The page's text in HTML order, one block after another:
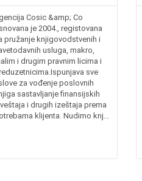
Cosic &amp; Co
je 2004., registovana
pružanje knjigovodstvenih i
usluga, makro,
i drugim pravnim licima i
sve
za vođenje poslovnih
sastavljanje finansijskih
i drugih izeštaja prema
klijenta. Nudimo knj...